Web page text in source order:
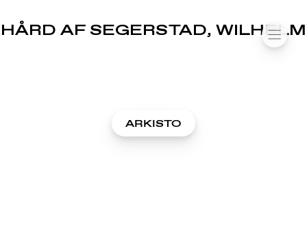
Siirry
HÅRD AF SEGERSTAD, WILHELM
ARKISTO